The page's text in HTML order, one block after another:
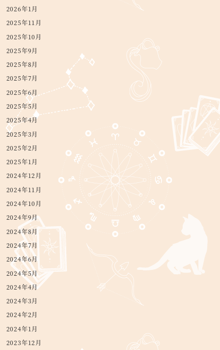
2026年1月
2025年11月
2025年10月
2025年9月
2025年8月
2025年7月
2025年6月
2025年5月
2025年4月
2025年3月
2025年2月
2025年1月
2024年12月
2024年11月
2024年10月
2024年9月
2024年8月
2024年7月
2024年6月
2024年5月
2024年4月
2024年3月
2024年2月
2024年1月
2023年12月